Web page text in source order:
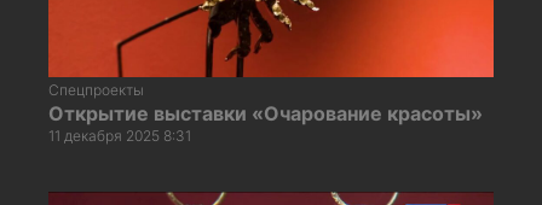
Спецпроекты
Открытие выставки «Очарование красоты»
11 декабря 2025 8:31